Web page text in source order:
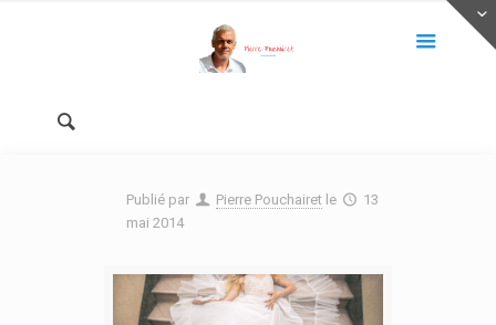
Publié par Pierre Pouchairet le
13
mai 2014